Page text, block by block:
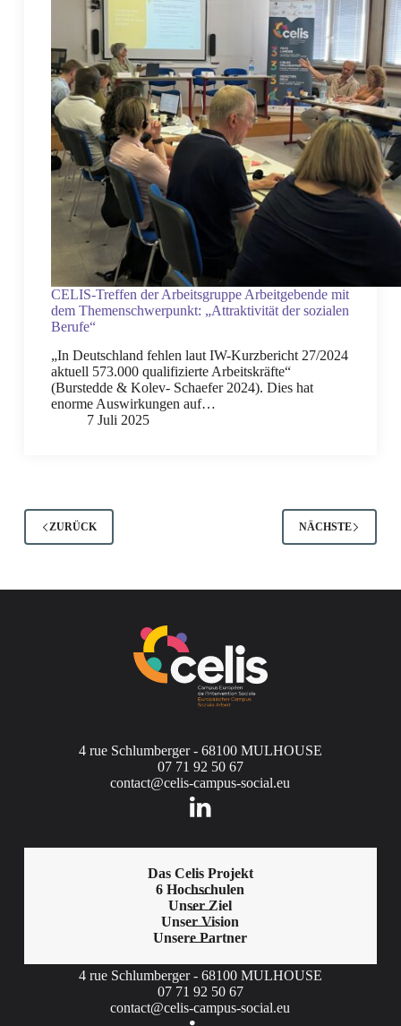
CELIS-Treffen der Arbeitsgruppe Arbeitgebende mit
dem Themenschwerpunkt: „Attraktivität der sozialen
Berufe“
„In Deutschland fehlen laut IW-Kurzbericht 27/2024
aktuell 573.000 qualifizierte Arbeitskräfte“
(Burstedde & Kolev- Schaefer 2024). Dies hat
enorme Auswirkungen auf…
7 Juli 2025
ZURÜCK NÄCHSTE
4 rue Schlumberger - 68100 MULHOUSE
07 71 92 50 67
contact@celis-campus-social.eu
Das Celis Projekt
6 Hochschulen
Unser Ziel
Unser Vision
Unsere Partner
4 rue Schlumberger - 68100 MULHOUSE
07 71 92 50 67
contact@celis-campus-social.eu